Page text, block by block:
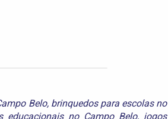
Belo, brinquedos para escolas no
educacionais no Campo Belo, jogos